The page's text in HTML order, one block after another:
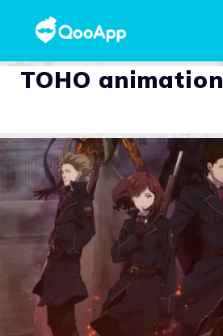
TOHO animation